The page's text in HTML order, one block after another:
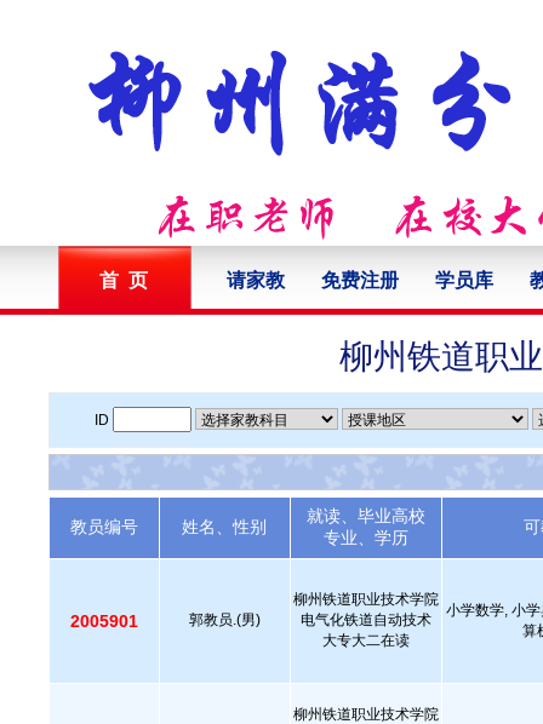
首 页 请家教 免费注册 学员库
柳州铁道职
ID
教员编号 姓名、性别
就读、毕业高校
专业、学历
2005901 郭教员.(男)
柳州铁道职业技术学院
电气化铁道自动技术
大专大二在读
小学数学, 小
算
柳州铁道职业技术学院